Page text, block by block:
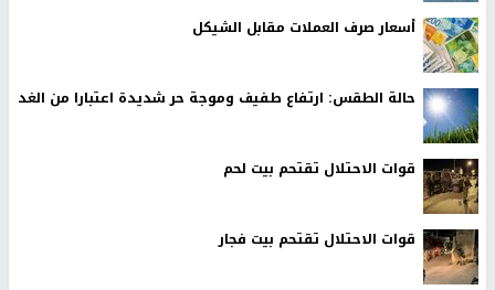
أسعار صرف العملات مقابل الشيكل
حالة الطقس: ارتفاع طفيف وموجة حر شديدة اعتبارا من الغد
قوات الاحتلال تقتحم بيت لحم
قوات الاحتلال تقتحم بيت فجار